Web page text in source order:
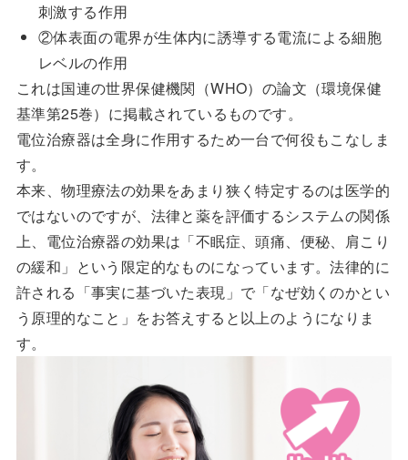
刺激する作用
②体表面の電界が生体内に誘導する電流による細胞
レベルの作用
これは国連の世界保健機関（WHO）の論文（環境保健
基準第25巻）に掲載されているものです。
電位治療器は全身に作用するため一台で何役もこなしま
す。
本来、物理療法の効果をあまり狭く特定するのは医学的
ではないのですが、法律と薬を評価するシステムの関係
上、電位治療器の効果は「不眠症、頭痛、便秘、肩こり
の緩和」という限定的なものになっています。法律的に
許される「事実に基づいた表現」で「なぜ効くのかとい
う原理的なこと」をお答えすると以上のようになりま
す。